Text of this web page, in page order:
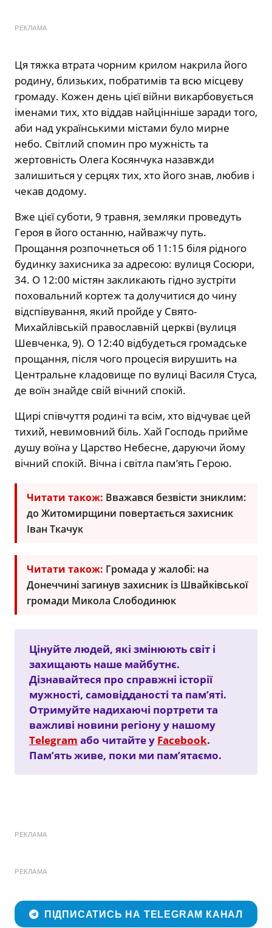
РЕКЛАМА
Ця тяжка втрата чорним крилом накрила його
родину, близьких, побратимів та всю місцеву
громаду. Кожен день цієї війни викарбовується
іменами тих, хто віддав найцінніше заради того,
аби над українськими містами було мирне
небо. Світлий спомин про мужність та
жертовність Олега Косянчука назавжди
залишиться у серцях тих, хто його знав, любив і
чекав додому.
Вже цієї суботи, 9 травня, земляки проведуть
Героя в його останню, найважчу путь.
Прощання розпочнеться об 11:15 біля рідного
будинку захисника за адресою: вулиця Сосюри,
34. О 12:00 містян закликають гідно зустріти
поховальний кортеж та долучитися до чину
відспівування, який пройде у Свято-
Михайлівській православній церкві (вулиця
Шевченка, 9). О 12:40 відбудеться громадське
прощання, після чого процесія вирушить на
Центральне кладовище по вулиці Василя Стуса,
де воїн знайде свій вічний спокій.
Щирі співчуття родині та всім, хто відчуває цей
тихий, невимовний біль. Хай Господь прийме
душу воїна у Царство Небесне, даруючи йому
вічний спокій. Вічна і світла пам’ять Герою.
Читати також: Вважався безвісти зниклим:
до Житомирщини повертається захисник
Іван Ткачук
Читати також: Громада у жалобі: на
Донеччині загинув захисник із Швайківської
громади Микола Слободинюк
Цінуйте людей, які змінюють світ і
захищають наше майбутнє.
Дізнавайтеся про справжні історії
мужності, самовідданості та пам’яті.
Отримуйте надихаючі портрети та
важливі новини регіону у нашому
Telegram або читайте у Facebook.
Пам’ять живе, поки ми пам’ятаємо.
РЕКЛАМА
РЕКЛАМА
ПІДПИСАТИСЬ НА TELEGRAM КАНАЛ